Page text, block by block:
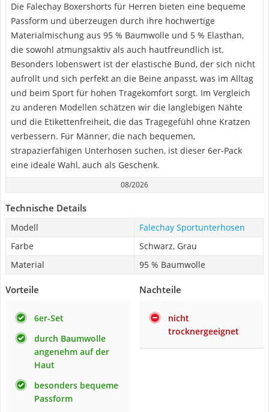
Die Falechay Boxershorts für Herren bieten eine bequeme
Passform und überzeugen durch ihre hochwertige
Materialmischung aus 95 % Baumwolle und 5 % Elasthan,
die sowohl atmungsaktiv als auch hautfreundlich ist.
Besonders lobenswert ist der elastische Bund, der sich nicht
aufrollt und sich perfekt an die Beine anpasst, was im Alltag
und beim Sport für hohen Tragekomfort sorgt. Im Vergleich
zu anderen Modellen schätzen wir die langlebigen Nähte
und die Etikettenfreiheit, die das Tragegefühl ohne Kratzen
verbessern. Für Männer, die nach bequemen,
strapazierfähigen Unterhosen suchen, ist dieser 6er-Pack
eine ideale Wahl, auch als Geschenk.
08/2026
Technische Details
Modell
Falechay Sportunterhosen
Farbe
Schwarz, Grau
Material
95 % Baumwolle
Vorteile
6er-Set
durch Baumwolle
angenehm auf der
Haut
besonders bequeme
Passform
Nachteile
nicht
trocknergeeignet